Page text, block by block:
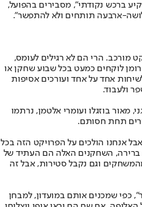
ברכש נקודתי", מסבירים בהפועל,
ארבעה תותחים ולא להתפשר".
מורכב. הרי הם לא רגילים לעומס,
רומן לוקחים כמעט בכל שבוע שחקן או
אחד על אחד ועורכים אסיפות
ולעבוד.
מאור בוזגלו ועומרי אלטמן, נרתמו
תחת חסותם.
אנחנו הולכים על הפרויקט הזה בכל
ברירה, השחקנים האלה הם העתיד של
וגם נקבל סטירות, אבל זה
כפי שמכנים אותם במועדון, למבחן